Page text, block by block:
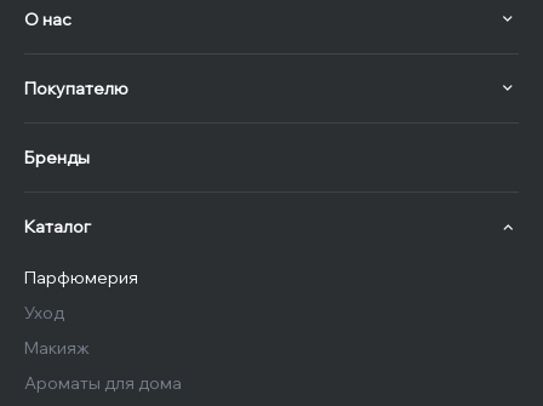
О нас
Покупателю
Бренды
Каталог
Парфюмерия
Уход
Макияж
Ароматы для дома